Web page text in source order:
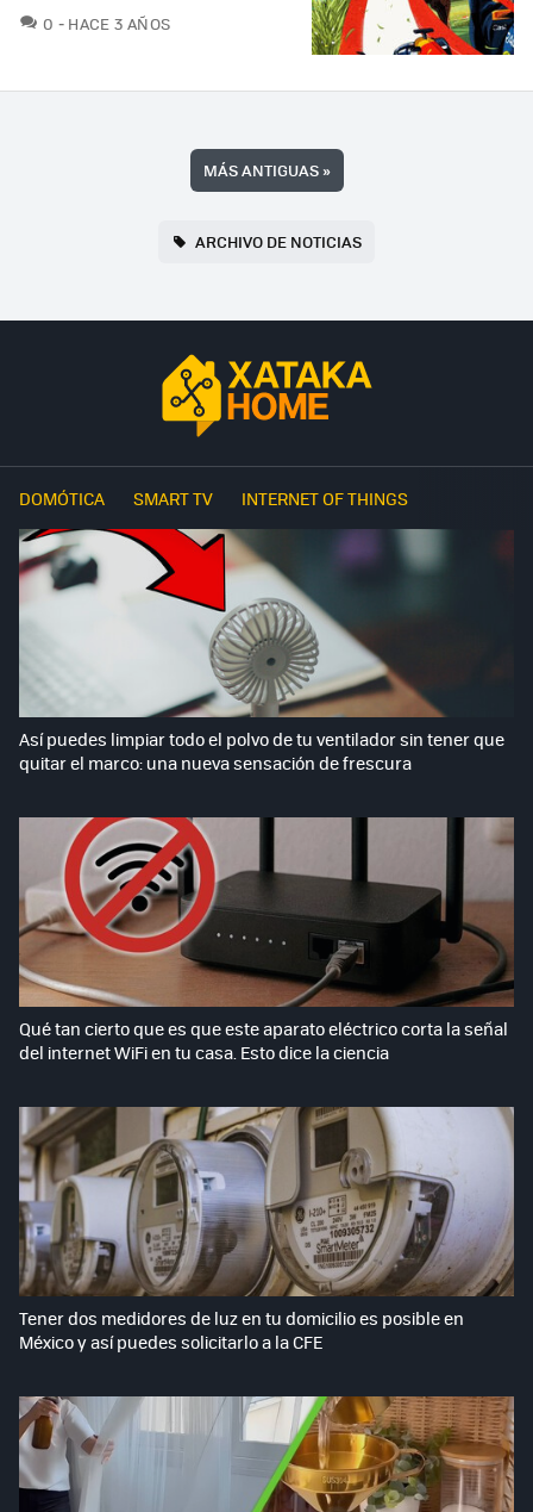
0 COMENTARIOS
HACE 3 AÑOS
MÁS ANTIGUAS»
ARCHIVO DE NOTICIAS
DOMÓTICA SMART TV INTERNET OF THINGS
Así puedes limpiar todo el polvo de tu ventilador sin tener que
quitar el marco: una nueva sensación de frescura
Qué tan cierto que es que este aparato eléctrico corta la señal
del internet WiFi en tu casa. Esto dice la ciencia
Tener dos medidores de luz en tu domicilio es posible en
México y así puedes solicitarlo a la CFE